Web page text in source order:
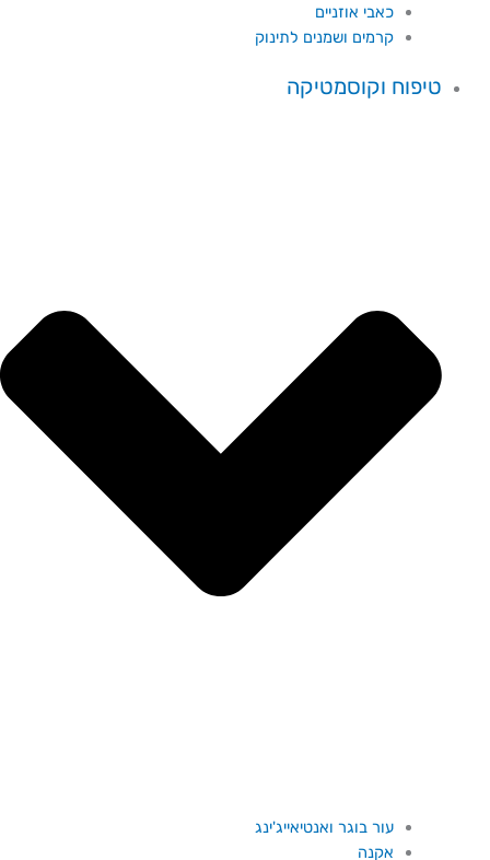
כאבי אוזניים
קרמים ושמנים לתינוק
טיפוח וקוסמטיקה
עור בוגר ואנטיאייג'ינג
אקנה